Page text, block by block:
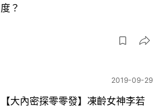
度？
2019-09-29
【大內密探零零發】凍齡女神李若